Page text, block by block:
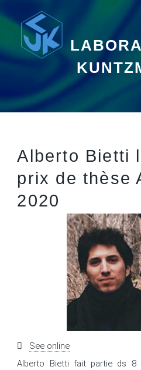
Alberto Bietti
prix de thèse
2020
See online
Alberto Bietti fait partie ds 8